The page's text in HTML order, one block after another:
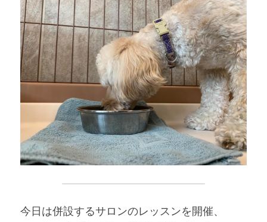
今日は併設するサロンのレッスンを開催、